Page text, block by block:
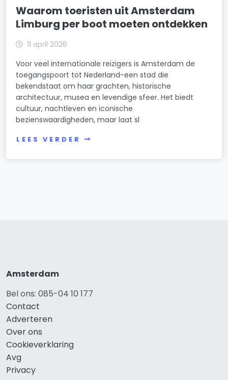
Waarom toeristen uit Amsterdam
Limburg per boot moeten ontdekken
11 april 2026
Voor veel internationale reizigers is Amsterdam de
toegangspoort tot Nederland-een stad die
bekendstaat om haar grachten, historische
architectuur, musea en levendige sfeer. Het biedt
cultuur, nachtleven en iconische
bezienswaardigheden, maar laat sl
LEES VERDER
Amsterdam
Bel ons: 085-04 10 177
Contact
Adverteren
Over ons
Cookieverklaring
Avg
Privacy